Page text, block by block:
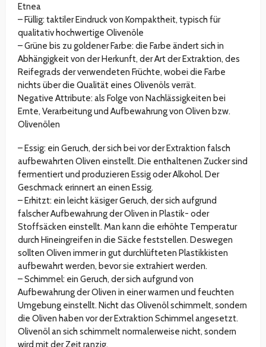
Etnea
– Füllig: taktiler Eindruck von Kompaktheit, typisch für
qualitativ hochwertige Olivenöle
– Grüne bis zu goldener Farbe: die Farbe ändert sich in
Abhängigkeit von der Herkunft, der Art der Extraktion, des
Reifegrads der verwendeten Früchte, wobei die Farbe
nichts über die Qualität eines Olivenöls verrät.
Negative Attribute: als Folge von Nachlässigkeiten bei
Ernte, Verarbeitung und Aufbewahrung von Oliven bzw.
Olivenölen
– Essig: ein Geruch, der sich bei vor der Extraktion falsch
aufbewahrten Oliven einstellt. Die enthaltenen Zucker sind
fermentiert und produzieren Essig oder Alkohol. Der
Geschmack erinnert an einen Essig.
– Erhitzt: ein leicht käsiger Geruch, der sich aufgrund
falscher Aufbewahrung der Oliven in Plastik- oder
Stoffsäcken einstellt. Man kann die erhöhte Temperatur
durch Hineingreifen in die Säcke feststellen. Deswegen
sollten Oliven immer in gut durchlüfteten Plastikkisten
aufbewahrt werden, bevor sie extrahiert werden.
– Schimmel: ein Geruch, der sich aufgrund von
Aufbewahrung der Oliven in einer warmen und feuchten
Umgebung einstellt. Nicht das Olivenöl schimmelt, sondern
die Oliven haben vor der Extraktion Schimmel angesetzt.
Olivenöl an sich schimmelt normalerweise nicht, sondern